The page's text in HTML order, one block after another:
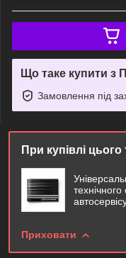
Що таке купити з
Замовлення під
При купівлі
Приховати